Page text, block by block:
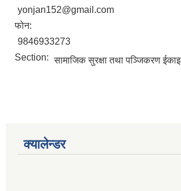
yonjan152@gmail.com
फोन:
9846933273
Section: सामाजिक सुरक्षा तथा पञ्‍जिकरण ईकाइ
क्यालेन्डर